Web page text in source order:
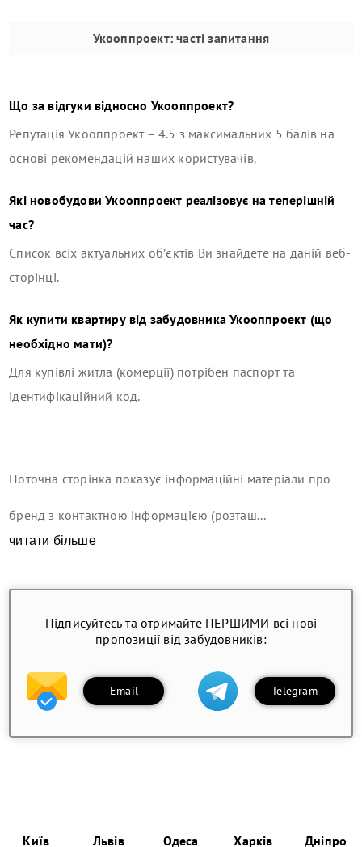
Укооппроект: часті запитання
Що за відгуки відносно Укооппроект?
РепутаціяУкооппроект–4.5 з максимальних 5 балів на
основі рекомендацій наших користувачів.
Які новобудовиУкооппроект реалізовує на теперішній
час?
Список всіх актуальних об’єктів Ви знайдете на даній веб-
сторінці.
Як купити квартиру від забудовникаУкооппроект (що
необхідно мати)?
Для купівлі житла (комерції) потрібен паспорт та
ідентифікаційний код.
Поточна сторінка показує інформаційні матеріали про
бренд з контактною інформацією (розташ...
читати більше
Підписуйтесь та отримайте ПЕРШИМИ всі нові
пропозиції від забудовників:
Email Telegram
Київ Львів Одеса Харків Дніпро